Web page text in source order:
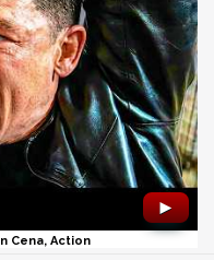
►
Cena, Action